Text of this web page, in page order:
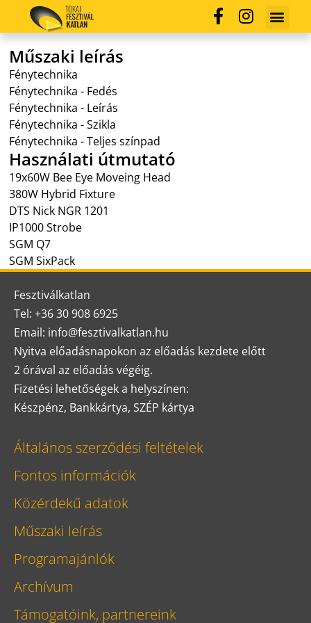
Műszaki leírás
Fénytechnika
Fénytechnika - Fedés
Fénytechnika - Leírás
Fénytechnika - Szikla
Fénytechnika - Teljes színpad
Használati útmutató
19x60W Bee Eye Moveing Head
380W Hybrid Fixture
DTS Nick NGR 1201
IP1000 Strobe
SGM Q7
SGM SixPack
Fesztiválkatlan
Tel: +36 30 908 6925
Email: info@fesztivalkatlan.hu
Nyitva előadásnapokon az előadás kezdete előtt
2 órával az előadás végéig.
Fizetési lehetőségek a helyszínen:
Készpénz, Bankkártya, SZÉP kártya
Általános szerződési feltételek
Fontos információk
Közérdekű adatok
Műszaki leírás
Programajánlók
Archívum
Támogatóink, partnereink